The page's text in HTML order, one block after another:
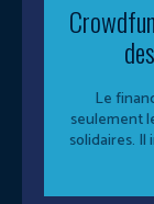
Le
seulement
solidaires.